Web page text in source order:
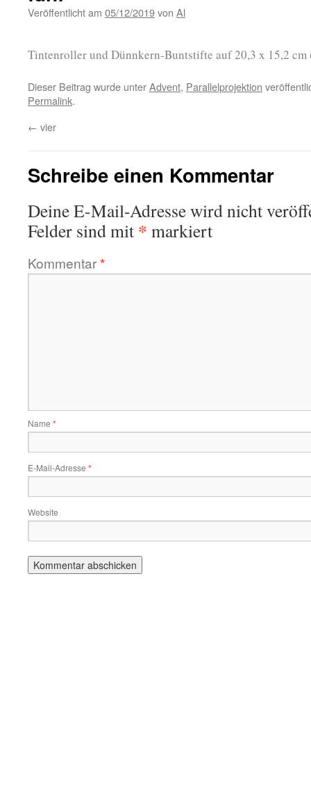
Veröffentlicht am 05/12/2019von Al
Tintenroller und Dünnkern-Buntstifte auf 20,3 x 15,2
Dieser Beitrag wurde unterAdvent, Parallelprojektion
Permalink.
← vier
Schreibe einen Kommentar
Deine E-Mail-Adresse wird nicht
Felder sind mit * markiert
Kommentar*
Name *
E-Mail-Adresse *
Website